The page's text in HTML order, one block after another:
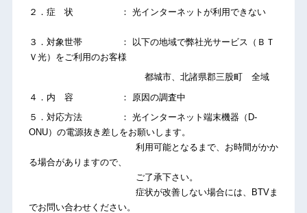
２．症 状 ： 光インターネットが利用できない
３．対象世帯 ： 以下の地域で弊社光サービス（ＢＴ
Ｖ光）をご利用のお客様
都城市、北諸県郡三股町 全域
４．内 容 ： 原因の調査中
５．対応方法 ： 光インターネット端末機器（D-
ONU）の電源抜き差しをお願いします。
利用可能となるまで、お時間がかか
る場合がありますので、
ご了承下さい。
症状が改善しない場合には、BTVま
でお問い合わせください。